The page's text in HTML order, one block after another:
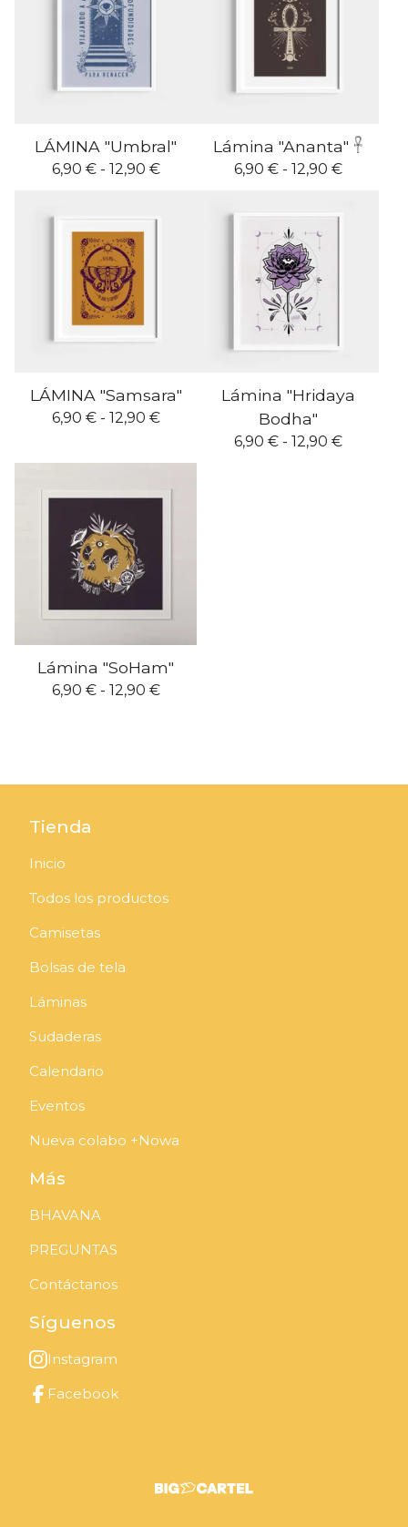
LÁMINA "Umbral"
6,90 €- 12,90 €
Lámina "Ananta" 𓋹
6,90 €- 12,90 €
LÁMINA "Samsara"
6,90 €- 12,90 €
Lámina "Hridaya
Bodha"
6,90 €- 12,90 €
Lámina "SoHam"
6,90 €- 12,90 €
Tienda
Inicio
Todos los productos
Camisetas
Bolsas de tela
Láminas
Sudaderas
Calendario
Eventos
Nueva colabo +Nowa
Más
BHAVANA
PREGUNTAS
Contáctanos
Síguenos
Instagram
Facebook